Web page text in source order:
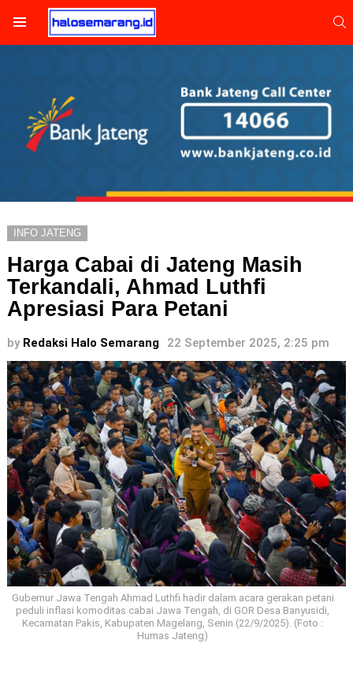
INFO JATENG
Harga Cabai di Jateng Masih
Terkandali, Ahmad Luthfi
Apresiasi Para Petani
by Redaksi Halo Semarang 22 September 2025, 2:25 pm
Gubernur Jawa Tengah Ahmad Luthfi hadir dalam acara gerakan petani
peduli inflasi komoditas cabai Jawa Tengah, di GOR Desa Banyusidi,
Kecamatan Pakis, Kabupaten Magelang, Senin (22/9/2025). (Foto :
Humas Jateng)